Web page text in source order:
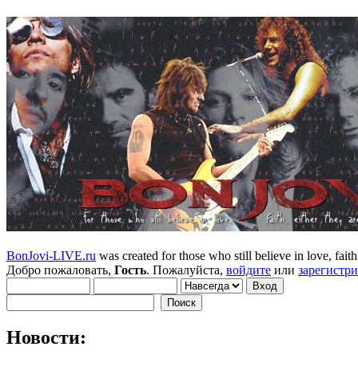
BonJovi-LIVE.ru was created for those who still believe in love,
Добро пожаловать, Гость. Пожалуйста, войдите или
Новости: